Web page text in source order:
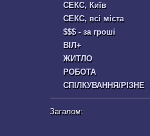
СЕКС, Київ
СЕКС, всі міста
$$$ - за гроші
ВІЛ+
ЖИТЛО
РОБОТА
СПІЛКУВАННЯ/РІЗНЕ
Загалом: